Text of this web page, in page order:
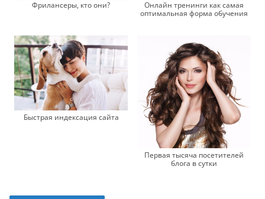
Фрилансеры, кто они?
Онлайн тренинги как самая
оптимальная форма обучения
Быстрая индексация сайта
Первая тысяча посетителей
блога в сутки